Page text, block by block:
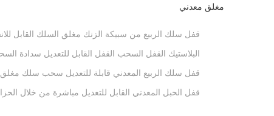
مغلق معدني
قفل سلك الربيع من سبيكة الزنك مغلق السلك القابل
البلاستيك القفل السحب القفل القابل للتعديل سدادة
قفل سلك الربيع المعدني قابلة للتعديل سحب سلك مغلق
قفل الحبل المعدني القابل للتعديل مباشرة من خلال